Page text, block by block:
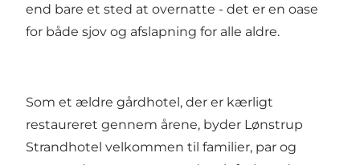
end bare et sted at overnatte - det er en oase
for både sjov og afslapning for alle aldre.
Som et ældre gårdhotel, der er kærligt
restaureret gennem årene, byder Lønstrup
Strandhotel velkommen til familier, par og